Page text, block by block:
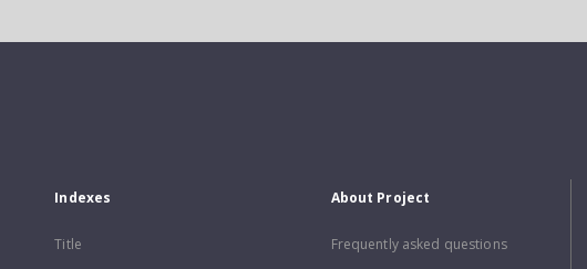
Indexes
Title
About Project
Frequently asked questions